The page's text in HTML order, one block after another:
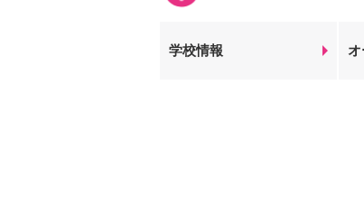
学校情報 オ